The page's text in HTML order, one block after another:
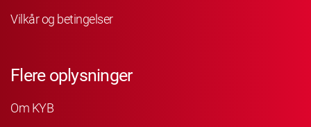
Vilkår og betingelser
Flere oplysninger
Om KYB